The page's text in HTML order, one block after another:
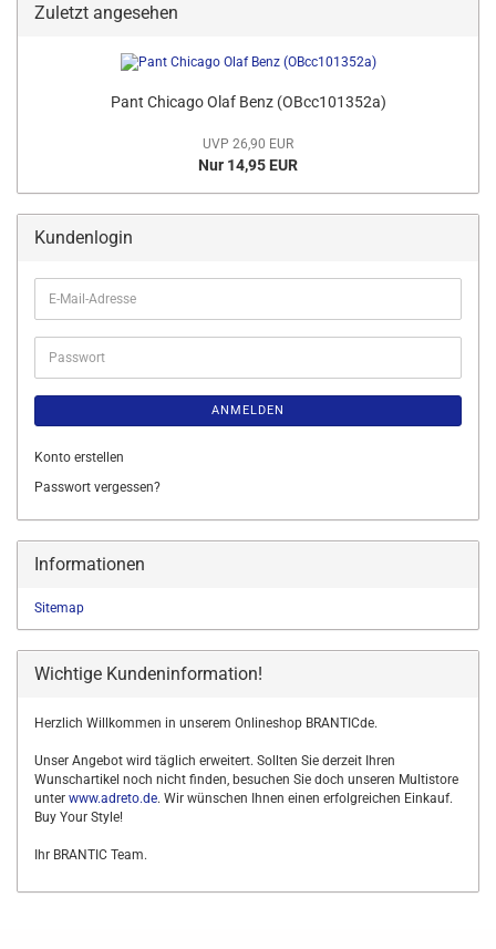
Zuletzt angesehen
Pant Chicago Olaf Benz (OBcc101352a)
UVP 26,90 EUR
Nur 14,95 EUR
Kundenlogin
E-
Mail-
Adresse
Passwort
ANMELDEN
Konto erstellen
Passwort vergessen?
Informationen
Sitemap
Wichtige Kundeninformation!
Herzlich Willkommen in unserem Onlineshop BRANTICde.
Unser Angebot wird täglich erweitert. Sollten Sie derzeit Ihren
Wunschartikel noch nicht finden, besuchen Sie doch unseren Multistore
unter www.adreto.de. Wir wünschen Ihnen einen erfolgreichen Einkauf.
Buy Your Style!
Ihr BRANTIC Team.